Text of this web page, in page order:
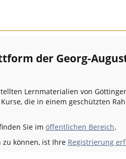
der Georg-
Lernmaterialien von
die in einem geschützten
Sie im öffentlichen Bereich.
können, ist Ihre Registrierung